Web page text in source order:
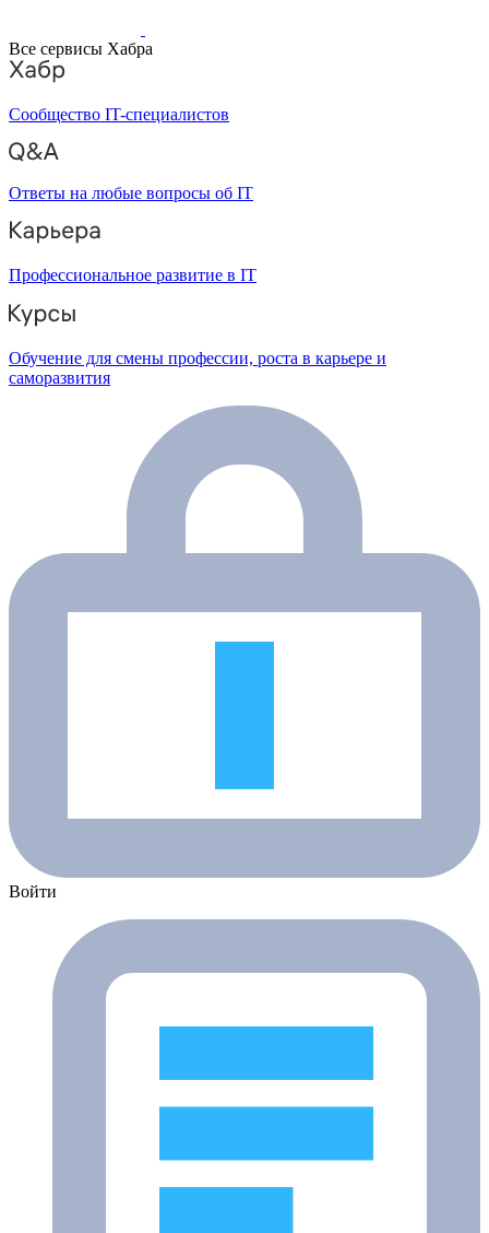
Все сервисы Хабра
Сообщество IT-специалистов
Ответы на любые вопросы об IT
Профессиональное развитие в IT
Обучение для смены профессии, роста в карьере и
саморазвития
Войти